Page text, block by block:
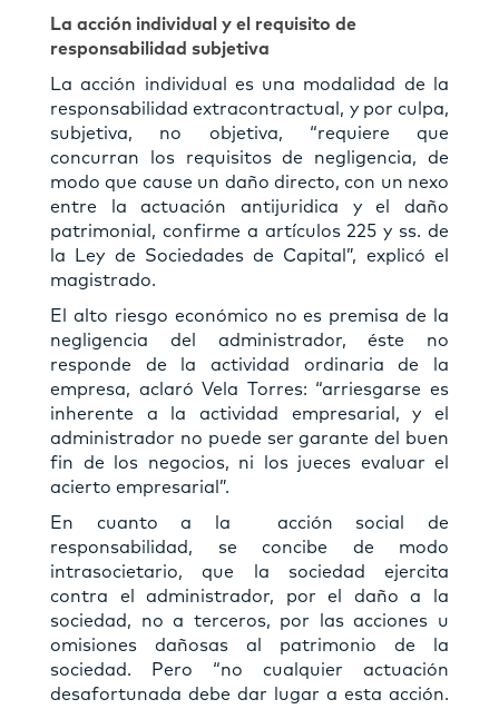
La acción individual y el requisito de
responsabilidad subjetiva
La acción individual es una modalidad de la
responsabilidad extracontractual, y por culpa,
subjetiva, no objetiva, “requiere que
concurran los requisitos de negligencia, de
modo que cause un daño directo, con un nexo
entre la actuación antijuridica y el daño
patrimonial, confirme a artículos 225 y ss. de
la Ley de Sociedades de Capital”, explicó el
magistrado.
El alto riesgo económico no es premisa de la
negligencia del administrador, éste no
responde de la actividad ordinaria de la
empresa, aclaró Vela Torres: “arriesgarse es
inherente a la actividad empresarial, y el
administrador no puede ser garante del buen
fin de los negocios, ni los jueces evaluar el
acierto empresarial”.
En cuanto a la acción social de
responsabilidad, se concibe de modo
intrasocietario, que la sociedad ejercita
contra el administrador, por el daño a la
sociedad, no a terceros, por las acciones u
omisiones dañosas al patrimonio de la
sociedad. Pero “no cualquier actuación
desafortunada debe dar lugar a esta acción.